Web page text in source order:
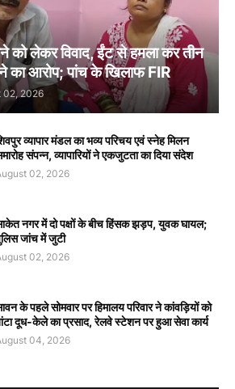
को लेकर विवाद, ईंट से हमला कर तीन
का आरोप; पांच के खिलाफ FIR
02, 2026
व्यापार मंडल का भव्य परिचय एवं स्नेह मिलन
संपन्न, व्यापारियों ने एकजुटता का दिया संदेश
02, 2026
नगर में दो पक्षों के बीच हिंसक झड़प, युवक घायल;
जांच में जुटी
02, 2026
के पहले सोमवार पर हिमालय परिवार ने कांवड़ियों को
दूध-केले का प्रसाद, रेलवे स्टेशन पर हुआ सेवा कार्य
04, 2026